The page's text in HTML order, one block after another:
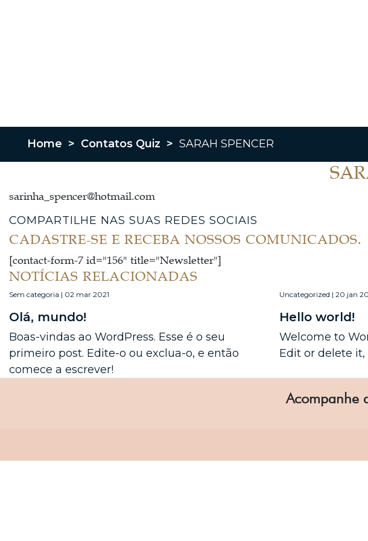
Home > Contatos Quiz > SARAH SPENCER
sarinha_spencer@hotmail.com
COMPARTILHE NAS SUAS REDES SOCIAIS
CADASTRE-SE E RECEBA NOSSOS COMUNICADOS.
[contact-form-7 id="156" title="Newsletter"]
NOTÍCIAS RELACIONADAS
Sem categoria | 02 mar 2021
Olá, mundo!
Boas-vindas ao WordPress. Esse é o seu
primeiro post. Edite-o ou exclua-o, e então
comece a escrever!
Uncategorized | 20 jan
Hello world!
Welcome to
Edit or delete
Acompanhe